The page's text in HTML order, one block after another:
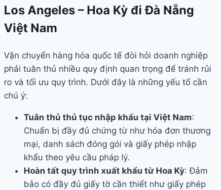
Los Angeles – Hoa Kỳ đi Đà Nẵng
Việt Nam
Vận chuyển hàng hóa quốc tế đòi hỏi doanh nghiệp
phải tuân thủ nhiều quy định quan trọng để tránh rủi
ro và tối ưu quy trình. Dưới đây là những yếu tố cần
chú ý:
Tuân thủ thủ tục nhập khẩu tại Việt Nam:
Chuẩn bị đầy đủ chứng từ như hóa đơn thương
mại, danh sách đóng gói và giấy phép nhập
khẩu theo yêu cầu pháp lý.
Hoàn tất quy trình xuất khẩu từ Hoa Kỳ: Đảm
bảo có đầy đủ giấy tờ cần thiết như giấy phép